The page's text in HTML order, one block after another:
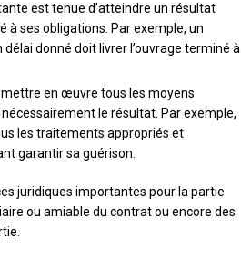
est tenue d’atteindre un résultat
à ses obligations. Par exemple, un
donné doit livrer l’ouvrage terminé à
en œuvre tous les moyens
le résultat. Par exemple,
les traitements appropriés et
garantir sa guérison.
juridiques importantes pour la partie
ou amiable du contrat ou encore des